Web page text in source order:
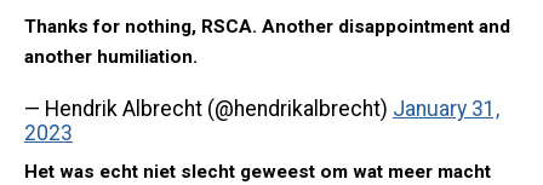
Thanks for nothing, RSCA. Another disappointment and
another humiliation.
— Hendrik Albrecht (@hendrikalbrecht) January 31,
2023
Het was echt niet slecht geweest om wat meer macht